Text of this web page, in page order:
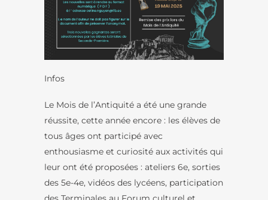
Infos
Le Mois de l’Antiquité a été une grande
réussite, cette année encore : les élèves de
tous âges ont participé avec
enthousiasme et curiosité aux activités qui
leur ont été proposées : ateliers 6e, sorties
des 5e-4e, vidéos des lycéens, participation